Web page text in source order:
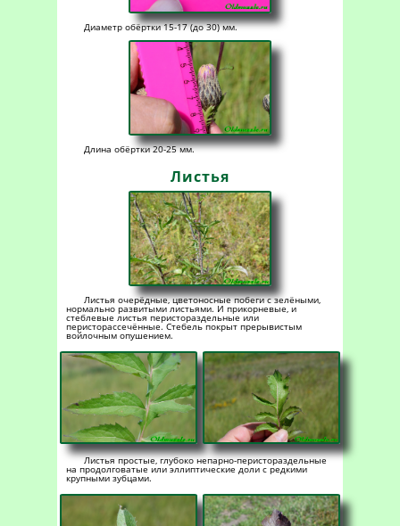
Диаметр обёртки 15-17 (до 30) мм.
Длина обёртки 20-25 мм.
Листья
Листья очерёдные, цветоносные побеги с зелёными,
нормально развитыми листьями. И прикорневые, и
стеблевые листья перистораздельные или
перисторассечённые. Стебель покрыт прерывистым
войлочным опушением.
Листья простые, глубоко непарно-перистораздельные
на продолговатые или эллиптические доли с редкими
крупными зубцами.